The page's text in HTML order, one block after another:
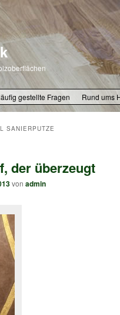
gestellte Fragen Rund ums
SANIERPUTZE
der überzeugt
von admin